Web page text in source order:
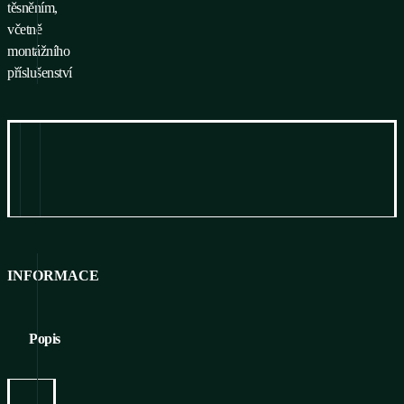
těsněním,
včetně
montážního
příslušenství
INFORMACE
Popis